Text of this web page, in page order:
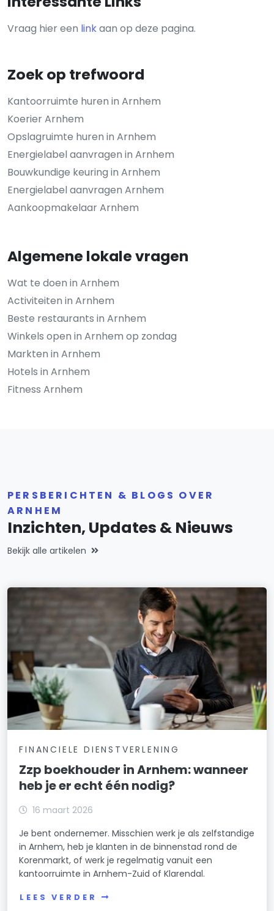
Vraag hier een linkaan op deze pagina.
Zoek op trefwoord
Kantoorruimte huren in Arnhem
Koerier Arnhem
Opslagruimte huren in Arnhem
Energielabel aanvragen in Arnhem
Bouwkundige keuring in Arnhem
Energielabel aanvragen Arnhem
Aankoopmakelaar Arnhem
Algemene lokale vragen
Wat te doen in Arnhem
Activiteiten in Arnhem
Beste restaurants in Arnhem
Winkels open in Arnhem op zondag
Markten in Arnhem
Hotels in Arnhem
Fitness Arnhem
PERSBERICHTEN & BLOGS OVER
ARNHEM
Inzichten, Updates & Nieuws
Bekijk alle artikelen
FINANCIELE DIENSTVERLENING
Zzp boekhouder in Arnhem: wanneer
heb je er echt één nodig?
16 maart 2026
Je bent ondernemer. Misschien werk je als zelfstandige
in Arnhem, heb je klanten in de binnenstad rond de
Korenmarkt, of werk je regelmatig vanuit een
kantoorruimte in Arnhem-Zuid of Klarendal.
LEES VERDER